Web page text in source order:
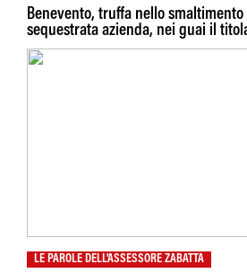
Benevento, truffa nello
sequestrata azienda, nei guai il
LE PAROLE DELL'ASSESSORE ZABATTA